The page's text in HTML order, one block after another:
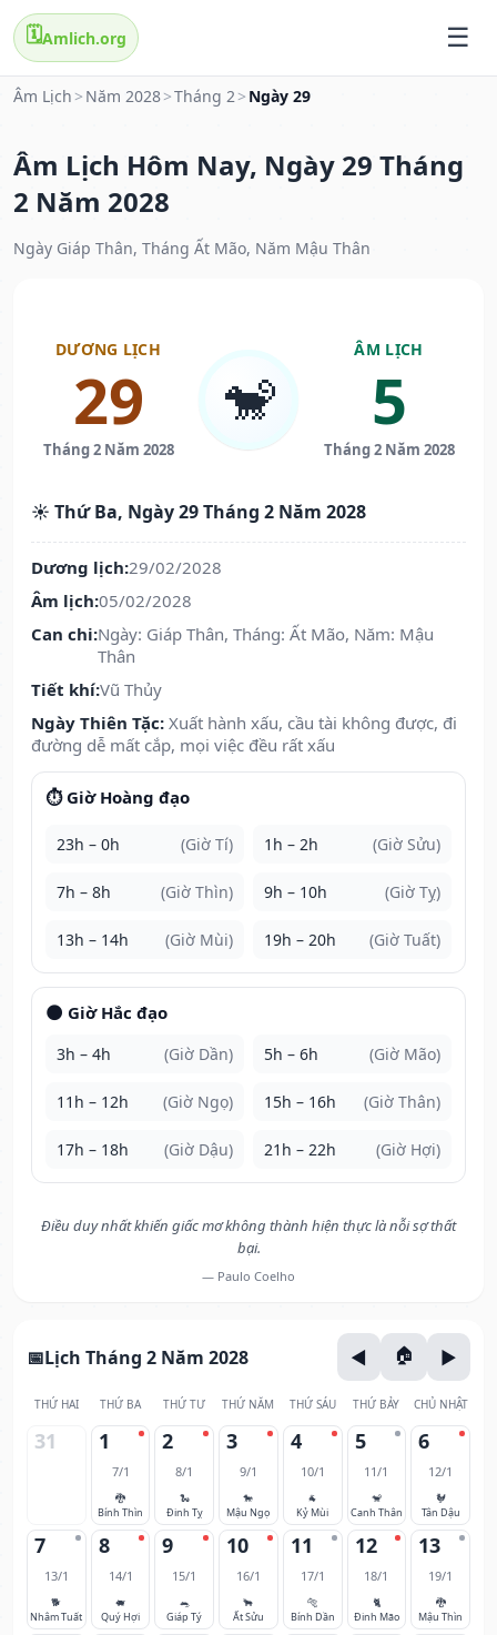
🗓️Amlich.org
Âm Lịch > Năm 2028>Tháng 2> Ngày 29
Âm Lịch Hôm Nay, Ngày 29 Tháng
2 Năm 2028
Ngày Giáp Thân, Tháng Ất Mão, Năm Mậu Thân
DƯƠNG LỊCH
29
Tháng 2 Năm 2028
🐒
ÂM LỊCH
5
Tháng 2 Năm 2028
☀️ Thứ Ba, Ngày 29 Tháng 2 Năm 2028
Dương lịch:29/02/2028
Âm lịch:05/02/2028
Can chi:Ngày: Giáp Thân, Tháng: Ất Mão, Năm: Mậu
Thân
Tiết khí:Vũ Thủy
Ngày Thiên Tặc: Xuất hành xấu, cầu tài không được, đi
đường dễ mất cắp, mọi việc đều rất xấu
⏱️ Giờ Hoàng đạo
23h – 0h (Giờ Tí) 1h – 2h (Giờ Sửu)
7h – 8h (Giờ Thìn) 9h – 10h (Giờ Tỵ)
13h – 14h (Giờ Mùi) 19h – 20h (Giờ Tuất)
🌑 Giờ Hắc đạo
3h – 4h (Giờ Dần) 5h – 6h (Giờ Mão)
11h – 12h (Giờ Ngọ) 15h – 16h (Giờ Thân)
17h – 18h (Giờ Dậu) 21h – 22h (Giờ Hợi)
Điều duy nhất khiến giấc mơ không thành hiện thực là nỗi sợ thất
bại.
— Paulo Coelho
Lịch Tháng 2 Năm 2028
THỨ HAI THỨ BA THỨ TƯ THỨ NĂM THỨ SÁU THỨ BẢY CHỦ NHẬT
31 1
7/1
🐉
Bính Thìn
2
8/1
🐍
Đinh Tỵ
3
9/1
🐎
Mậu Ngọ
4
10/1
🐐
Kỷ Mùi
5
11/1
🐒
Canh Thân
6
12/1
🐓
Tân Dậu
7
13/1
🐕
Nhâm Tuất
8
14/1
🐖
Quý Hợi
9
15/1
🐀
Giáp Tý
10
16/1
🐂
Ất Sửu
11
17/1
🐅
Bính Dần
12
18/1
🐈
Đinh Mão
13
19/1
🐉
Mậu Thìn